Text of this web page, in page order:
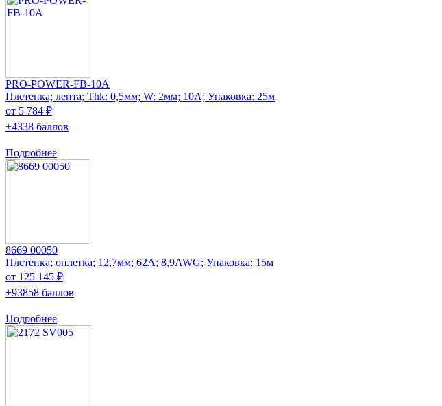
PRO-POWER-FB-10A
Плетенка; лента; Thk: 0,5мм; W: 2мм; 10А; Упаковка: 25м
от 5 784 ₽
+4338 баллов
Подробнее
8669 00050
Плетенка; оплетка; 12,7мм; 62А; 8,9AWG; Упаковка: 15м
от 125 145 ₽
+93858 баллов
Подробнее